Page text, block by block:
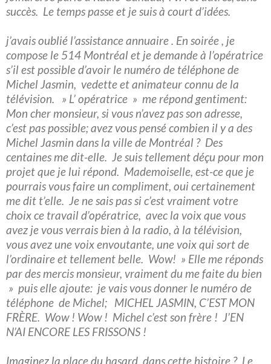
succès. Le temps passe et je suis à court d’idées.
j’avais oublié l’assistance annuaire . En soirée , je
compose le 514 Montréal et je demande à l’opératrice
s’il est possible d’avoir le numéro de téléphone de
Michel Jasmin, vedette et animateur connu de la
télévision. » L’ opératrice » me répond gentiment:
Mon cher monsieur, si vous n’avez pas son adresse,
c’est pas possible; avez vous pensé combien il y a des
Michel Jasmin dans la ville de Montréal ? Des
centaines me dit-elle. Je suis tellement déçu pour mon
projet que je lui répond. Mademoiselle, est-ce que je
pourrais vous faire un compliment, oui certainement
me dit t’elle. Je ne sais pas si c’est vraiment votre
choix ce travail d’opératrice, avec la voix que vous
avez je vous verrais bien à la radio, à la télévision,
vous avez une voix envoutante, une voix qui sort de
l’ordinaire et tellement belle. Wow! » Elle me réponds
par des mercis monsieur, vraiment du me faite du bien
» puis elle ajoute: je vais vous donner le numéro de
téléphone de Michel; MICHEL JASMIN, C’EST MON
FRÈRE. Wow ! Wow ! Michel c’est son frère ! J’EN
N’AI ENCORE LES FRISSONS !
Imaginez la place du hasard, dans cette histoire ? Le